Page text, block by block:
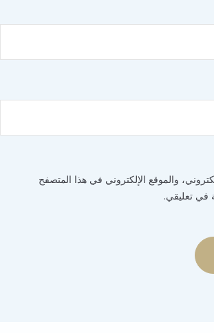
والموقع الإلكتروني في هذا المتصفح
تعليقي.